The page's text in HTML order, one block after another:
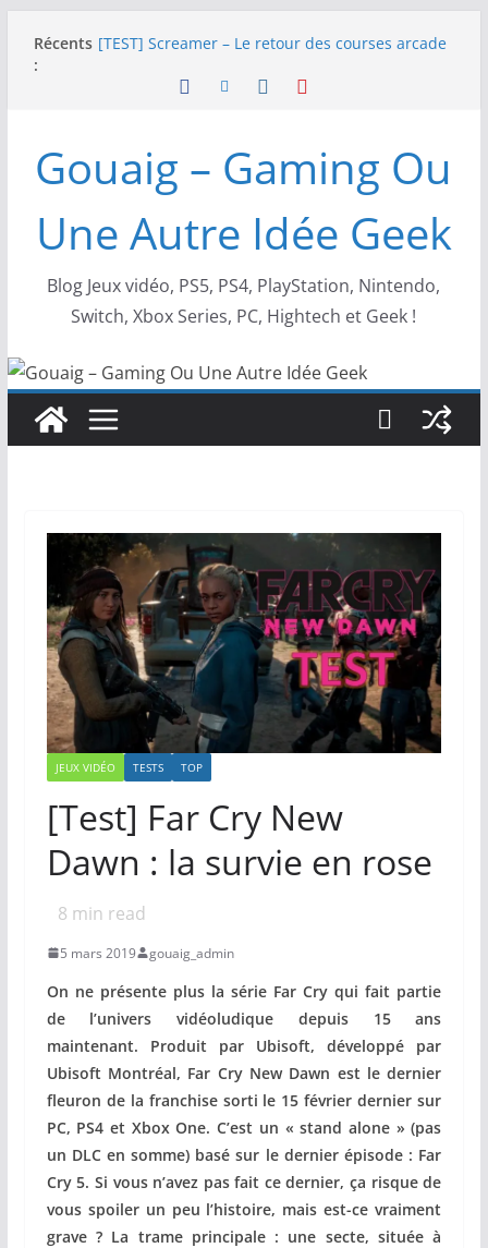
Récents
:
NEOGEO AES+ : La légende de l’arcade est de
[TEST] Screamer – Le retour des courses arcade
[TEST] Ride 6 – Une sortie de piste sur PS5 !
SNK NEOGEO AES+ : un succès dingue !
Gouaig – Gaming Ou
Une Autre Idée Geek
Blog Jeux vidéo, PS5, PS4, PlayStation, Nintendo,
Switch, Xbox Series, PC, Hightech et Geek !
JEUX VIDÉO TESTS TOP
[Test] Far Cry New
Dawn : la survie en rose
8 min read
5 mars 2019 gouaig_admin
On ne présente plus la série Far Cry qui fait partie
de l’univers vidéoludique depuis 15 ans
maintenant. Produit par Ubisoft, développé par
Ubisoft Montréal, Far Cry New Dawn est le dernier
fleuron de la franchise sorti le 15 février dernier sur
PC, PS4 et Xbox One. C’est un « stand alone » (pas
un DLC en somme) basé sur le dernier épisode : Far
Cry 5. Si vous n’avez pas fait ce dernier, ça risque de
vous spoiler un peu l’histoire, mais est-ce vraiment
grave ? La trame principale : une secte, située à